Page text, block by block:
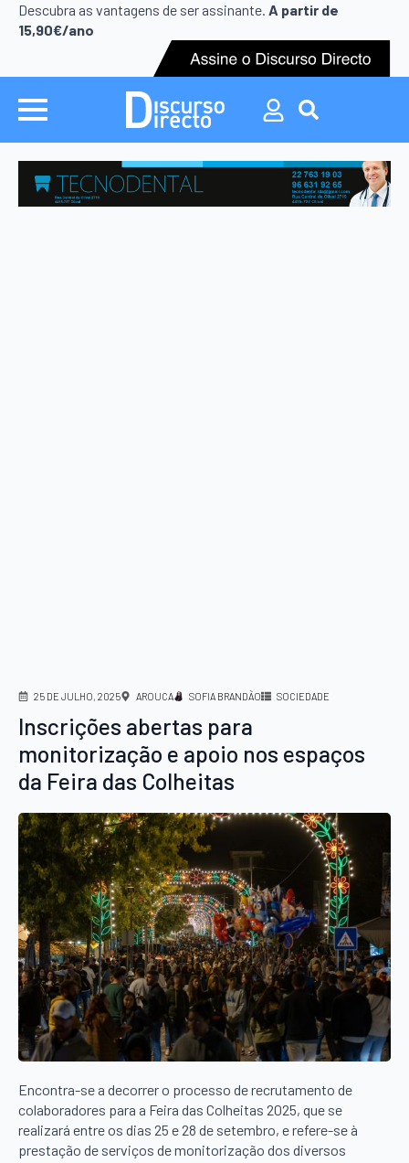
Descubra as vantagens de ser assinante. A partir de
15,90€/ano
Search
for:
Search
25 DE JULHO, 2025 AROUCA SOFIA BRANDÃO SOCIEDADE
Inscrições abertas para
monitorização e apoio nos espaços
da Feira das Colheitas
Encontra-se a decorrer o processo de recrutamento de
colaboradores para a Feira das Colheitas 2025, que se
realizará entre os dias 25 e 28 de setembro, e refere-se à
prestação de serviços de monitorização dos diversos